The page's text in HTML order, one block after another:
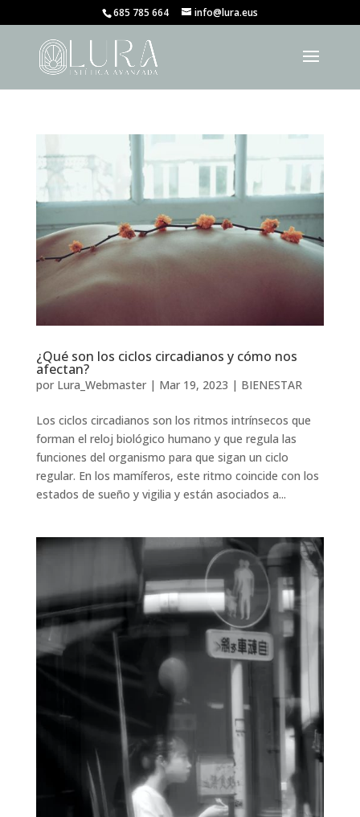
685 785 664 info@lura.eus
¿Qué son los ciclos circadianos y cómo nos
afectan?
por Lura_Webmaster| Mar 19, 2023 | BIENESTAR
Los ciclos circadianos son los ritmos intrínsecos que
forman el reloj biológico humano y que regula las
funciones del organismo para que sigan un ciclo
regular. En los mamíferos, este ritmo coincide con los
estados de sueño y vigilia y están asociados a...